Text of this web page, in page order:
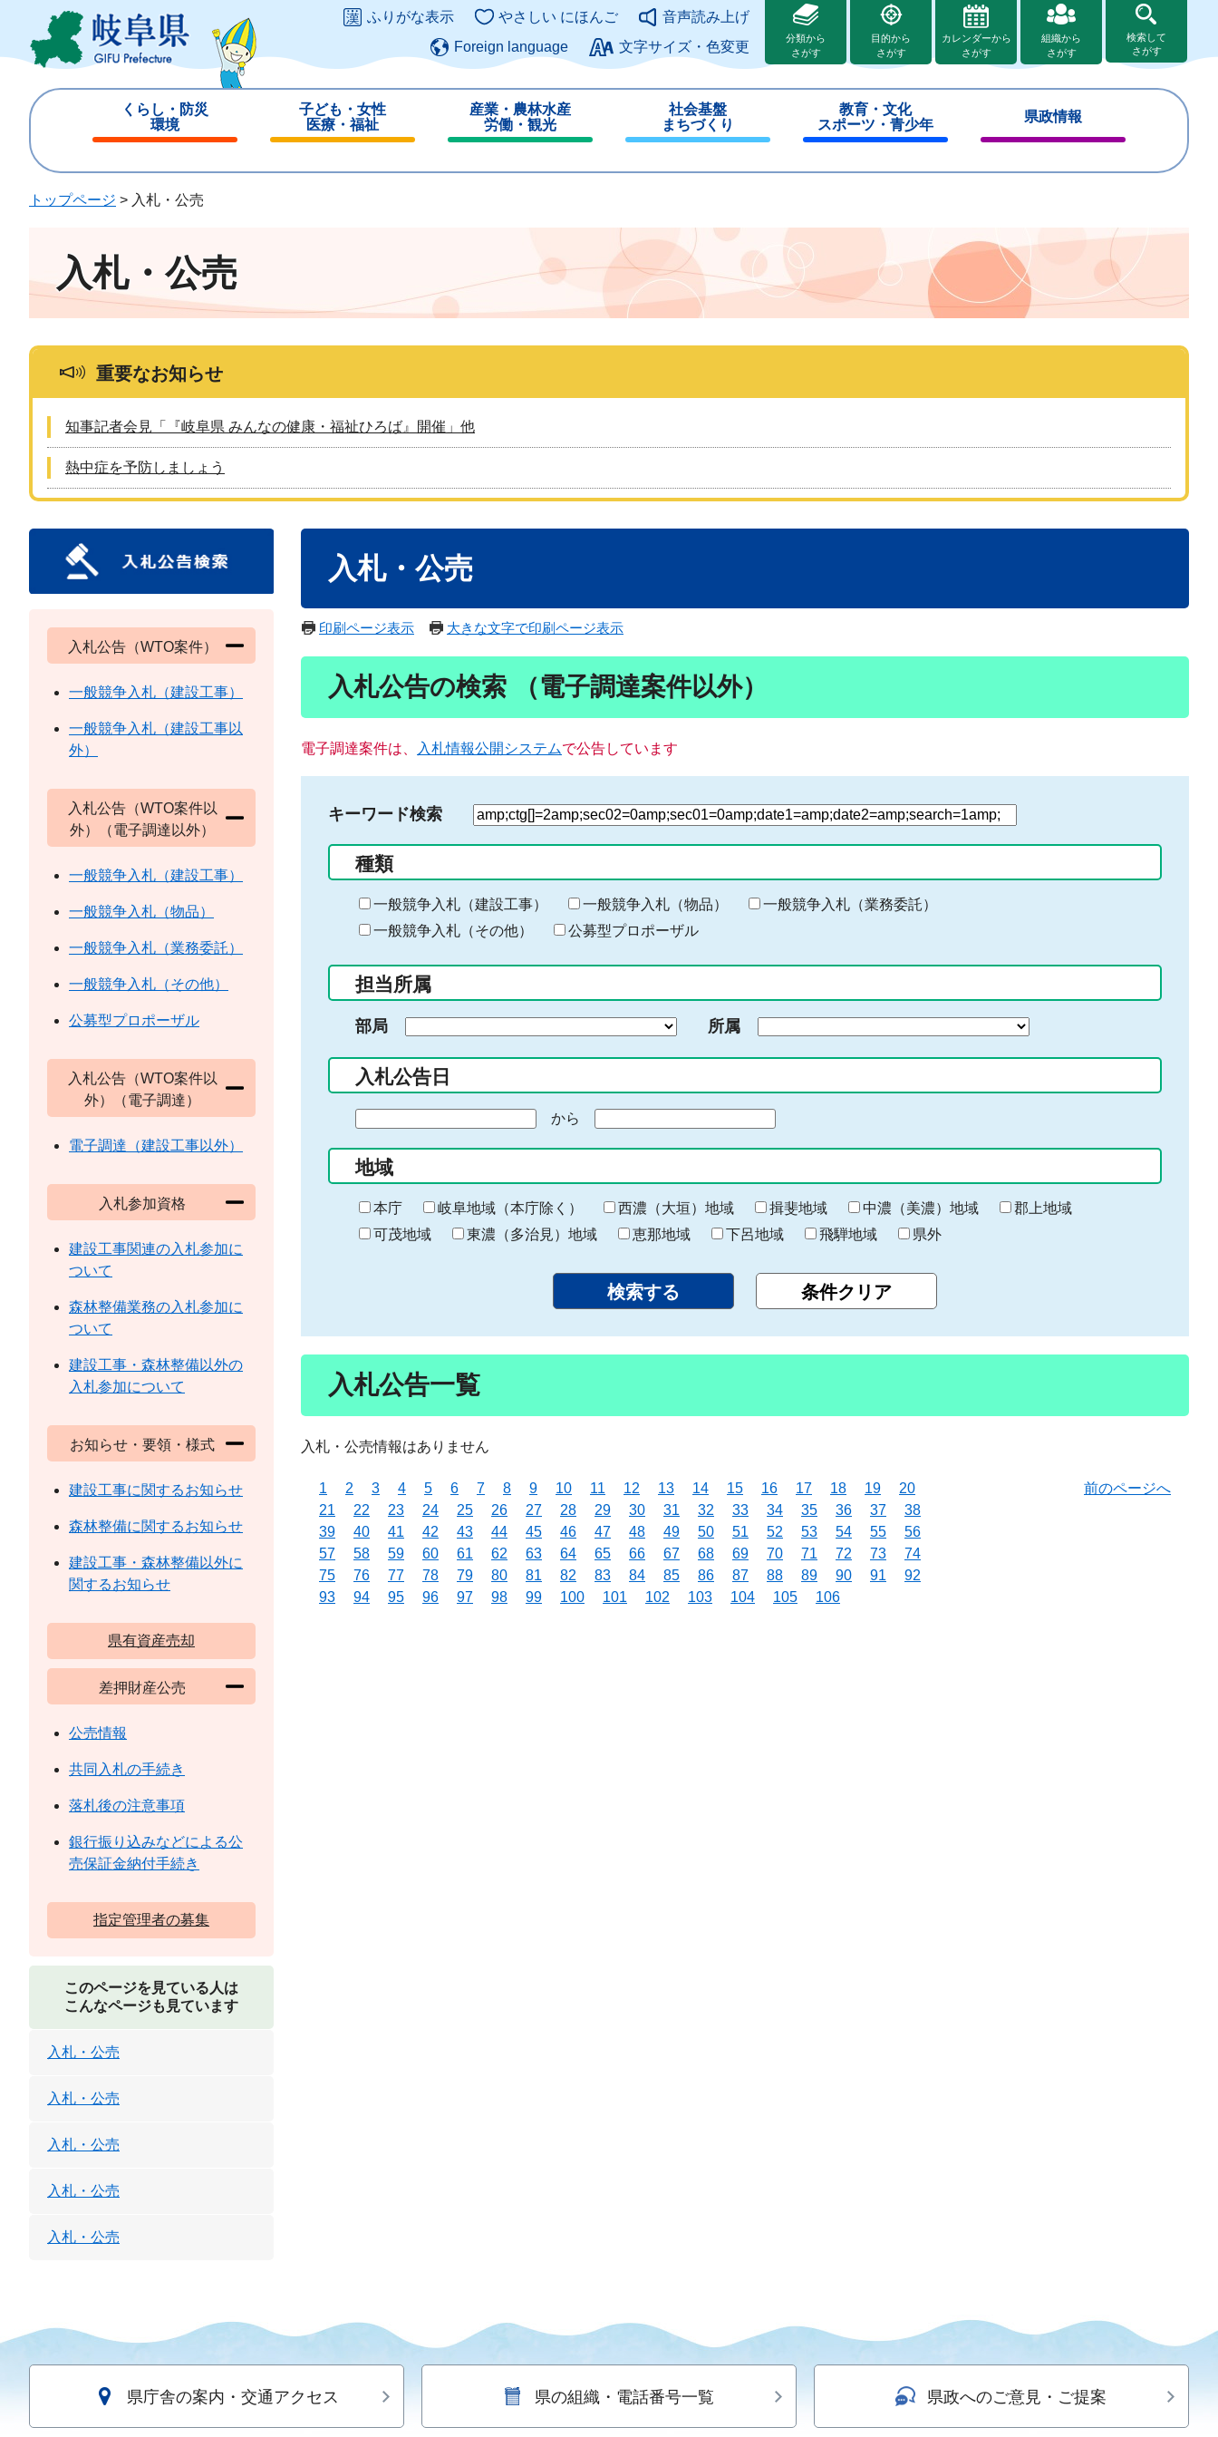
ジ
ュ
このページの本文へ
ふりがな表示 やさしい にほんご
音声読み上げ
Foreign language
文字サイズ・色変更
分類から
さがす
目的から
さがす
カレンダーから
さがす
組織から
さがす
検索して
さがす
くらし・防災
環境
じ
子ども・女性
医療・福祉
じ
産業・農林水産
労働・観光
じ
社会基盤
まちづくり
じ
教育・文化
スポーツ・青少年
じ
県政情報
じ
トップページ > 入札・公売
入札・公売
重要なお知らせ
知事記者会見「『岐阜県 みんなの健康・福祉ひろば』開催」他
熱中症を予防しましょう
入札・公売
印刷ページ表示 大きな文字で印刷ページ表示
入札公告の検索 （電子調達案件以外）
電子調達案件は、 入札情報公開システムで公告しています
キーワード検索
検
る
キ
ー
ー
入
力
種類
一般競争入札（建設工事） 一般競争入札（物品）
一般競争入札（業務委託）
一般競争入札（その他）
公募型プロポーザル
担当所属
部局 所属
入札公告日
の
始
ま
り
から
終
わ
り
地域
本庁 岐阜地域（本庁除く） 西濃（大垣）地域 揖斐地域 中濃（美濃）地域
郡上地域
可茂地域
東濃（多治見）地域 恵那地域 下呂地域 飛騨地域 県外
入札公告一覧
入札・公売情報はありません
1 2 3 4 5 6 7 8 9 10 11 12 13 14 15 16 17 18 19
20
21
22 23 24 25 26 27 28 29 30 31 32 33 34 35 36 37
38
39
40 41 42 43 44 45 46 47 48 49 50 51 52 53 54 55
56
57
58 59 60 61 62 63 64 65 66 67 68 69 70 71 72 73
74
75
76 77 78 79 80 81 82 83 84 85 86 87 88 89 90 91
92
93
94 95 96 97 98 99 100 101 102 103 104 105 106
前のページへ
入札公告（WTO案件）
一般競争入札（建設工事）
一般競争入札（建設工事以
外）
入札公告（WTO案件以
外）（電子調達以外）
一般競争入札（建設工事）
一般競争入札（物品）
一般競争入札（業務委託）
一般競争入札（その他）
公募型プロポーザル
入札公告（WTO案件以
外）（電子調達）
電子調達（建設工事以外）
入札参加資格
建設工事関連の入札参加に
ついて
森林整備業務の入札参加に
ついて
建設工事・森林整備以外の
入札参加について
お知らせ・要領・様式
建設工事に関するお知らせ
森林整備に関するお知らせ
建設工事・森林整備以外に
関するお知らせ
県有資産売却
差押財産公売
公売情報
共同入札の手続き
落札後の注意事項
銀行振り込みなどによる公
売保証金納付手続き
指定管理者の募集
このページを見ている人は
こんなページも見ています
入札・公売
入札・公売
入札・公売
入札・公売
入札・公売
県庁舎の案内・交通アクセス 県の組織・電話番号一覧 県政へのご意見・ご提案